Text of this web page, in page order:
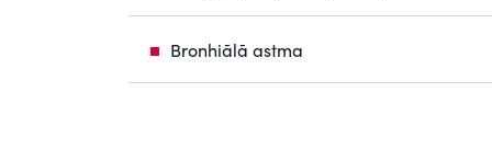
Bronhiālā astma